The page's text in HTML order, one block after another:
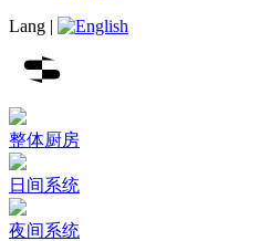
Lang |
整体厨房
日间系统
夜间系统